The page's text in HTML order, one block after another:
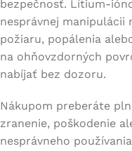
bezpečnosť. Lítium-
nesprávnej manipulácii
požiaru, popálenia
na ohňovzdorných
nabíjať bez dozoru.
Nákupom preberáte
zranenie, poškodenie
nesprávneho